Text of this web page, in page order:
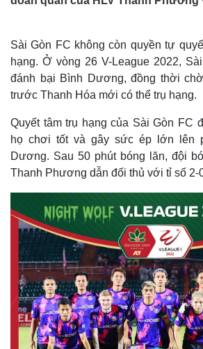
Sài Gòn FC không còn quyền tự
hạng. Ở vòng 26 V-League 2022,
đánh bại Bình Dương, đồng thời
trước Thanh Hóa mới có thể trụ hạng.
Quyết tâm trụ hạng của Sài Gòn FC
họ chơi tốt và gây sức ép lớn lên
Dương. Sau 50 phút bóng lăn, đội
Thanh Phương dẫn đối thủ với tỉ số 2-